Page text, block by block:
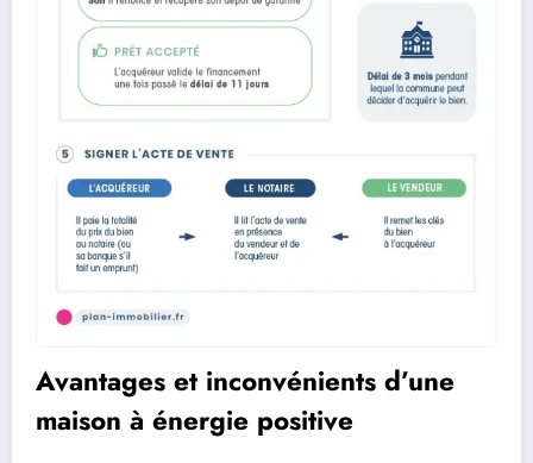
Avantages et inconvénients d’une
maison à énergie positive